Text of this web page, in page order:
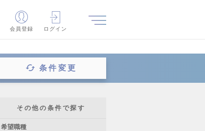
会員登録 ログイン
条件変更
その他の条件で探す
希望職種